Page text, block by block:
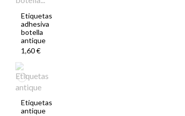
Etiquetas
adhesiva
botella
antique
1,60 €
Etiquetas
antique